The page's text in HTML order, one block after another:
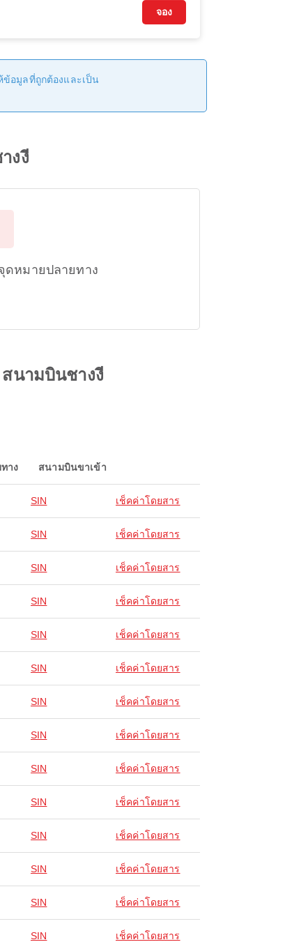
จอง
ข้อมูลที่ถูกต้องและเป็น
งงี
ดหมายปลายทาง
นามบินชางงี
าง สนามบินขาเข้า
SIN เช็คค่าโดยสาร
SIN เช็คค่าโดยสาร
SIN เช็คค่าโดยสาร
SIN เช็คค่าโดยสาร
SIN เช็คค่าโดยสาร
SIN เช็คค่าโดยสาร
SIN เช็คค่าโดยสาร
SIN เช็คค่าโดยสาร
SIN เช็คค่าโดยสาร
SIN เช็คค่าโดยสาร
SIN เช็คค่าโดยสาร
SIN เช็คค่าโดยสาร
SIN เช็คค่าโดยสาร
SIN เช็คค่าโดยสาร